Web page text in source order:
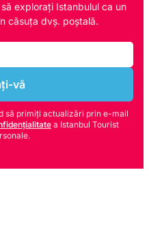
explorați Istanbulul ca un
căsuța dvș. poștală.
vă
să primiți actualizări prin e-mail
a Istanbul Tourist